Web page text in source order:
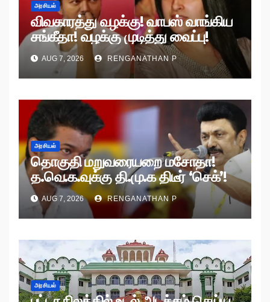
அரசியல்
விவகாரத்து வழக்கு! வாபஸ் வாங்கிய
சங்கீதா! வழக்கு முடித்து வைப்பு!
AUG 7, 2026 RENGANATHAN P
அரசியல்
தொகுதி மறுவரையறை மசோதா!
த.வெ.க.வுக்கு தி.மு.க திடீர் ‘செக்’!
AUG 7, 2026 RENGANATHAN P
அரசியல்